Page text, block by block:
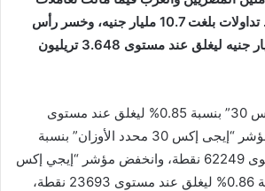
الأجانب للشراء، وسط تداولات بلغت 10.7 مليار جنيه، وخسر رأس
المال السوقي 39 مليار جنيه ليغلق عند مستوى 3.648 تريليون
تراجع مؤشر “إيجي إكس 30” بنسبة 0.85% ليغلق عند مستوى
50818 نقطة، وهبط مؤشر “إيجى إكس 30 محدد الأوزان” بنسبة
1.19% ليغلق عند مستوى 62249 نقطة، وانخفض مؤشر “إيجي إكس
30 للعائد الكلى” بنسبة 0.86% ليغلق عند مستوى 23693 نقطة،